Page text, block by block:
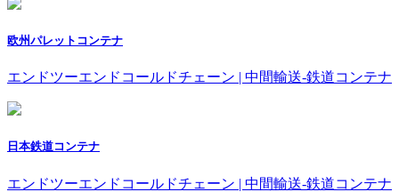
欧州パレットコンテナ
エンドツーエンドコールドチェーン | 中間輸送-鉄道コンテナ
日本鉄道コンテナ
エンドツーエンドコールドチェーン | 中間輸送-鉄道コンテナ